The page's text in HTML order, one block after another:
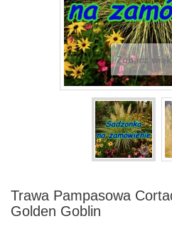
Zobacz
Trawa Pampasowa
Golden Goblin